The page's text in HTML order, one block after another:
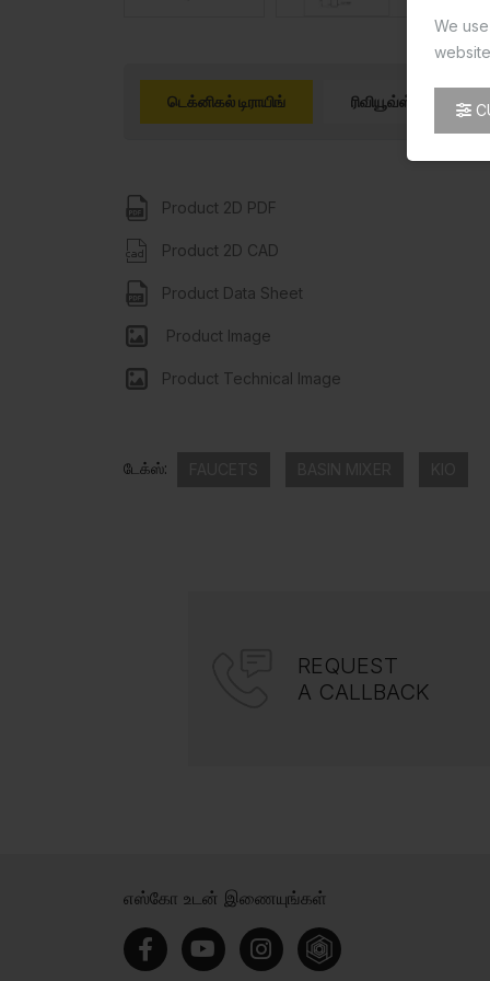
We
டெக்னிகல் டிராயிங் ரிவியூவ்ஸ் (0)
Product 2D PDF
Product 2D CAD
Product Data Sheet
Product Image
Product Technical Image
டேக்ஸ்:
REQUEST
A CALLBACK
எஸ்கோ உடன் இணையுங்கள்